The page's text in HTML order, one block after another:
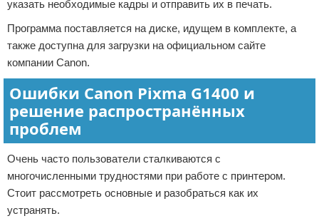
указать необходимые кадры и отправить их в печать.
Программа поставляется на диске, идущем в комплекте, а
также доступна для загрузки на официальном сайте
компании Canon.
Ошибки Canon Pixma G1400 и
решение распространённых
проблем
Очень часто пользователи сталкиваются с
многочисленными трудностями при работе с принтером.
Стоит рассмотреть основные и разобраться как их
устранять.